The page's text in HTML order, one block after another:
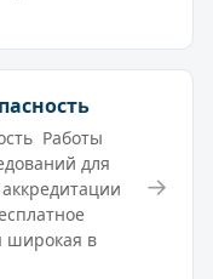
Работы
для
широкая в
→